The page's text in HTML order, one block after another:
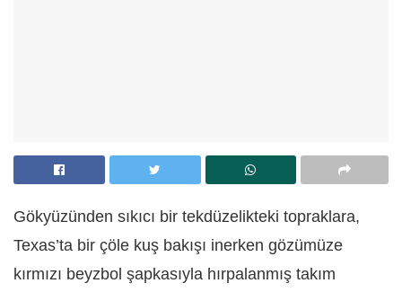
Gökyüzünden sıkıcı bir tekdüzelikteki topraklara,
Texas’ta bir çöle kuş bakışı inerken gözümüze
kırmızı beyzbol şapkasıyla hırpalanmış takım